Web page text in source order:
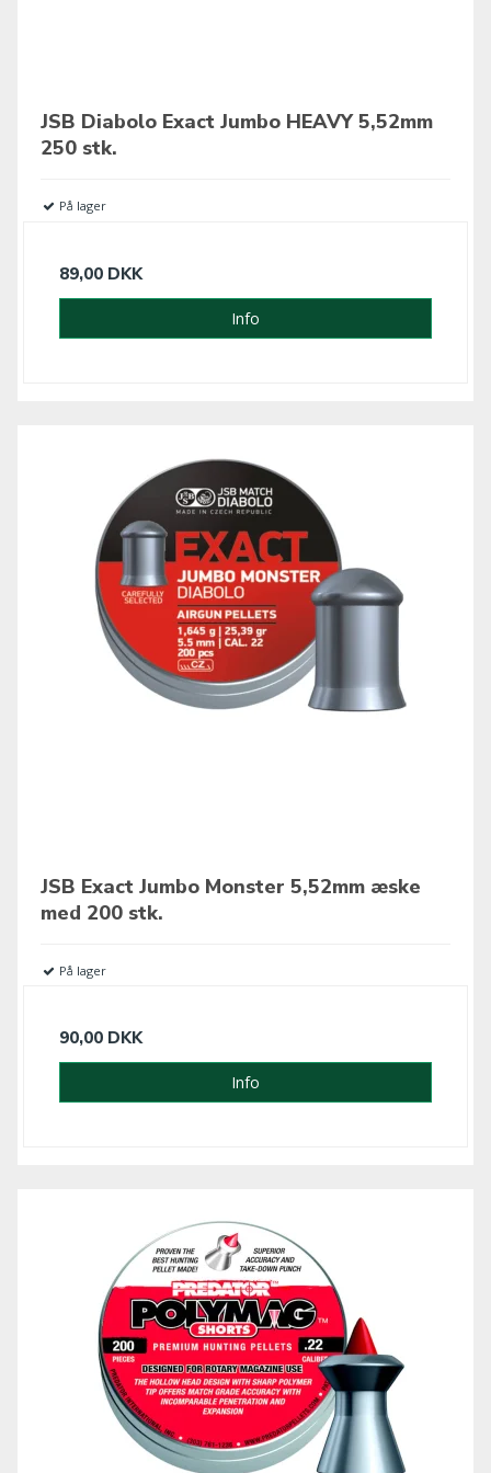
JSB Diabolo Exact Jumbo HEAVY 5,52mm
250 stk.
På lager
89,00 DKK
Info
JSB Exact Jumbo Monster 5,52mm æske
med 200 stk.
På lager
90,00 DKK
Info